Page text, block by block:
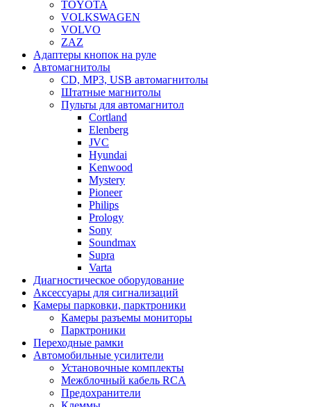
TOYOTA
VOLKSWAGEN
VOLVO
ZAZ
Адаптеры кнопок на руле
Автомагнитолы
CD, MP3, USB автомагнитолы
Штатные магнитолы
Пульты для автомагнитол
Cortland
Elenberg
JVC
Hyundai
Kenwood
Mystery
Pioneer
Philips
Prology
Sony
Soundmax
Supra
Varta
Диагностическое оборудование
Аксессуары для сигнализаций
Камеры парковки, парктроники
Камеры разъемы мониторы
Парктроники
Переходные рамки
Автомобильные усилители
Установочные комплекты
Межблочный кабель RCA
Предохранители